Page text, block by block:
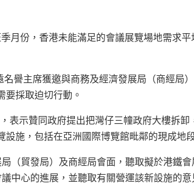
月份，香港未能滿足的會議展覽場地需求
譽主席獲邀與商務及經濟發展局（商經局
要採取迫切行動。
表示贊同政府提出把灣仔三幢政府大樓拆
施，包括在亞洲國際博覽館毗鄰的現成地
（貿發局）及商經局會面，聽取擬於港鐵
中心的進展，並聽取有關營運該新設施的